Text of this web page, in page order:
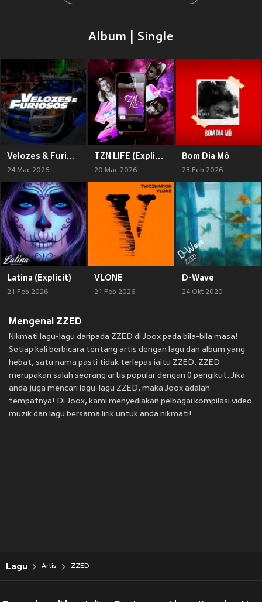
Album | Single
Velozes & Furiosos (Explicit)
24 Mac 2026
TZN LIFE (Explicit)
20 Mac 2026
Bom Dia Mô
23 Feb 2026
Latina (Explicit)
21 Feb 2026
VLONE
21 Feb 2026
D-Wave
24 Okt 2020
Mengenai ZZED
Nikmati lagu-lagu daripada ZZED di Joox pada bila-bila masa!
Setiap kali berbicara tentang artis dengan lagu dan album yang
hebat, satu nama pasti tidak terlepas iaitu ZZED. ZZED
merupakan salah seorang artis popular dengan 0 pengikut. Jika
anda juga mencari lagu-lagu ZZED, maka Joox adalah
tempatnya! Di Joox, kami menyediakan pelbagai kompilasi video
muzik dan lagu bersama lirik untuk anda nikmati!
Lagu Artis ZZED